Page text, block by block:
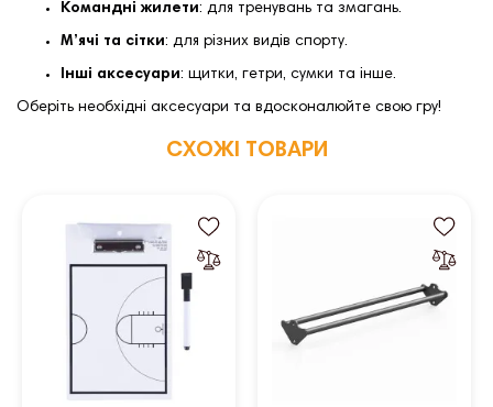
Командні жилети: для тренувань та змагань.
М’ячі та сітки: для різних видів спорту.
Інші аксесуари: щитки, гетри, сумки та інше.
Оберіть необхідні аксесуари та вдосконалюйте свою гру!
СХОЖІ ТОВАРИ